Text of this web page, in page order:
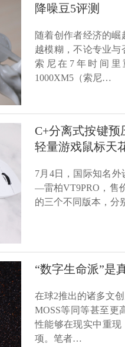
降噪豆5评测
随着创作者经济的
越模糊，不论专业
索尼在7年时间
1000XM5（索尼…
C+分离式按键预
轻量游戏鼠标天
7月4日，国际知名
—雷柏VT9PRO，售
的三个不同版本，分
“数字生命派”是
在球2推出的诸多文
MOSS等同等甚至更
性能够在现实中重现
项。笔者…